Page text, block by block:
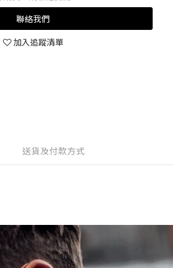
聯絡我們
加入追蹤清單
送貨及付款方式